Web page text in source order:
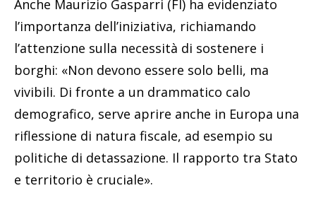
Anche Maurizio Gasparri (FI) ha evidenziato
l’importanza dell’iniziativa, richiamando
l’attenzione sulla necessità di sostenere i
borghi: «Non devono essere solo belli, ma
vivibili. Di fronte a un drammatico calo
demografico, serve aprire anche in Europa una
riflessione di natura fiscale, ad esempio su
politiche di detassazione. Il rapporto tra Stato
e territorio è cruciale».